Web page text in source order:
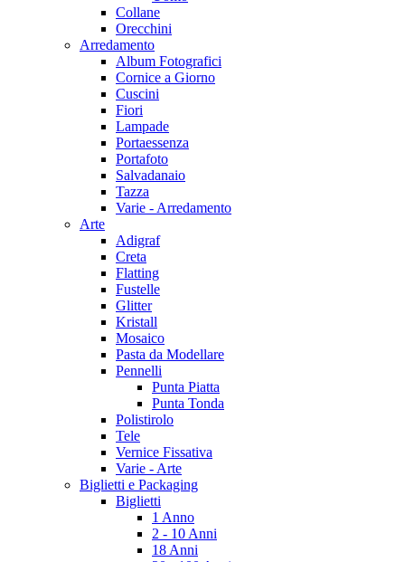
Collane
Orecchini
Arredamento
Album Fotografici
Cornice a Giorno
Cuscini
Fiori
Lampade
Portaessenza
Portafoto
Salvadanaio
Tazza
Varie - Arredamento
Arte
Adigraf
Creta
Flatting
Fustelle
Glitter
Kristall
Mosaico
Pasta da Modellare
Pennelli
Punta Piatta
Punta Tonda
Polistirolo
Tele
Vernice Fissativa
Varie - Arte
Biglietti e Packaging
Biglietti
1 Anno
2 - 10 Anni
18 Anni